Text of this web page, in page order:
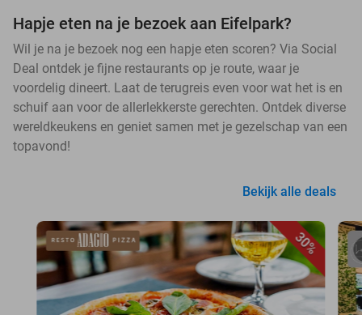
Hapje eten na je bezoek aan Eifelpark?
Wil je na je bezoek nog een hapje eten scoren? Via Social
Deal ontdek je fijne restaurants op je route, waar je
voordelig dineert. Laat de terugreis even voor wat het is en
schuif aan voor de allerlekkerste gerechten. Ontdek diverse
wereldkeukens en geniet samen met je gezelschap van een
topavond!
Bekijk alle deals
30%